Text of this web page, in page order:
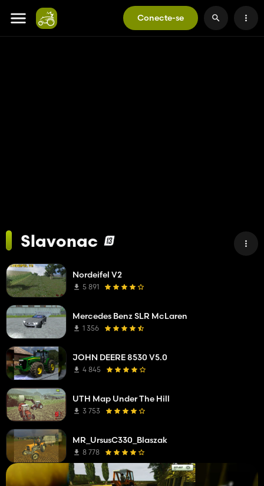
Conecte-se
Slavonac
Nordeifel V2
5 891
Mercedes Benz SLR McLaren
1 356
JOHN DEERE 8530 V5.0
4 845
UTH Map Under The Hill
3 753
MR_UrsusC330_Blaszak
8 778